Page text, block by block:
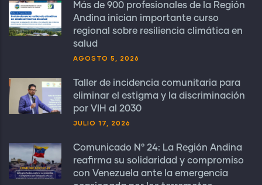
Más de 900 profesionales de la Región
Andina inician importante curso
regional sobre resiliencia climática en
salud
AGOSTO 5, 2026
Taller de incidencia comunitaria para
eliminar el estigma y la discriminación
por VIH al 2030
JULIO 17, 2026
Comunicado N° 24: La Región Andina
reafirma su solidaridad y compromiso
con Venezuela ante la emergencia